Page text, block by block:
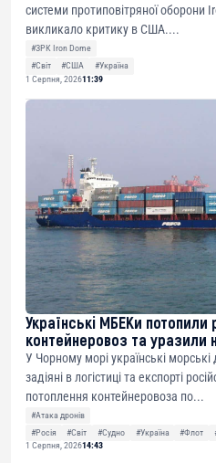
системи протиповітряної оборони
викликало критику в США....
#ЗРК Iron Dome
#Світ
#США
#Україна
1 Серпня, 202611:39
Українські МБЕКи потопили
контейнеровоз та уразили
У Чорному морі українські
задіяні в логістиці та експорті
потоплення контейнеровоза по...
#Атака дронів
#Росія
#Світ #Судно #Україна #Флот
1 Серпня, 202614:43